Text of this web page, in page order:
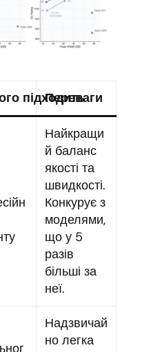
підходить
Переваги
Найкращи
й баланс
якості та
швидкості.
Конкурує з
моделями,
що у 5
разів
більші за
неї.
Надзвичай
но легка